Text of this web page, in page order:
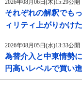
2026年08月06日(木)15:29公開
それぞれの解釈でも
ィリティ上がりかけ
2026年08月05日(水)13:33公開
為替介入と中東情勢
円高いレベルで買い